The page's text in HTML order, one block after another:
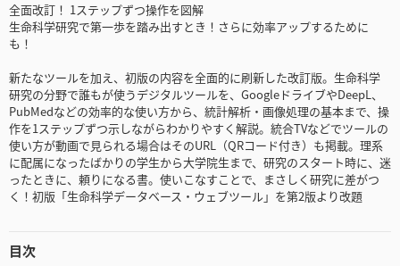
全面改訂！ 1ステップずつ操作を図解
生命科学研究で第一歩を踏み出すとき！さらに効率アップするために
も！
新たなツールを加え、初版の内容を全面的に刷新した改訂版。生命科学
研究の分野で誰もが使うデジタルツールを、GoogleドライブやDeepL、
PubMedなどの効率的な使い方から、統計解析・画像処理の基本まで、操
作を1ステップずつ示しながらわかりやすく解説。統合TVなどでツールの
使い方が動画で見られる場合はそのURL（QRコード付き）も掲載。理系
に配属になったばかりの学生から大学院生まで、研究のスタート時に、迷
ったときに、頼りになる書。使いこなすことで、まさしく研究に差がつ
く！初版「生命科学データベース・ウェブツール」を第2版より改題
目次